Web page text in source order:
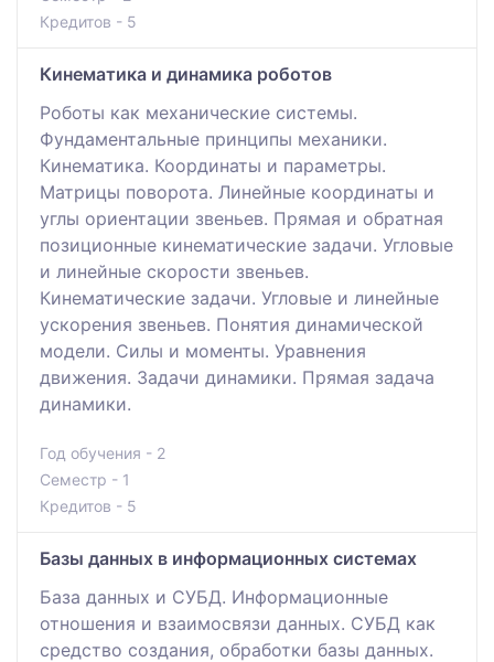
Кредитов - 5
Кинематика и динамика роботов
Роботы как механические системы.
Фундаментальные принципы механики.
Кинематика. Координаты и параметры.
Матрицы поворота. Линейные координаты и
углы ориентации звеньев. Прямая и обратная
позиционные кинематические задачи. Угловые
и линейные скорости звеньев.
Кинематические задачи. Угловые и линейные
ускорения звеньев. Понятия динамической
модели. Силы и моменты. Уравнения
движения. Задачи динамики. Прямая задача
динамики.
Год обучения - 2
Семестр - 1
Кредитов - 5
Базы данных в информационных системах
База данных и СУБД. Информационные
отношения и взаимосвязи данных. СУБД как
средство создания, обработки базы данных.